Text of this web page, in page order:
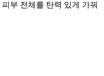
부 전체를 탄력 있게 가꿔